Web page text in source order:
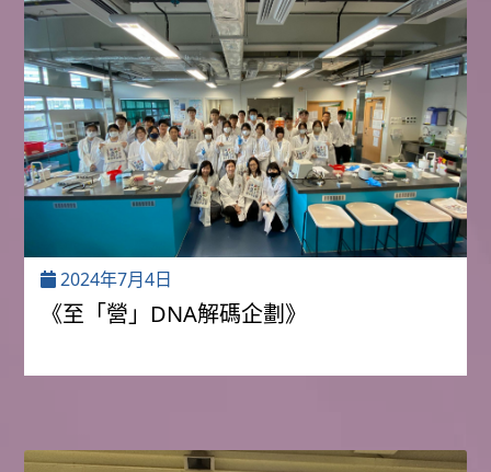
2024年7月4日
《至「營」DNA解碼企劃》